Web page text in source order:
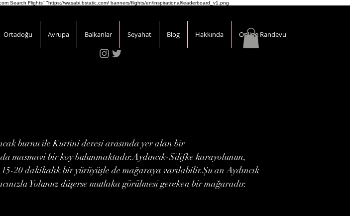
Search Flights" "https://wasabi.bstatic.com/ banners/flights/en/inspirational/leaderboard_v1.png
Ortadoğu Avrupa Balkanlar Seyahat Blog Hakkında Online Randevu
burnu ile Kurtini deresi arasında yer alan bir
masmavi bir koy bulunmaktadır.Aydıncık-Silifke karayolunun,
20 dakikalık bir yürüyüşle de mağaraya varılabilir.Şu an Aydıncık
Yolunuz düşerse mutlaka görülmesi gereken bir mağaradır.